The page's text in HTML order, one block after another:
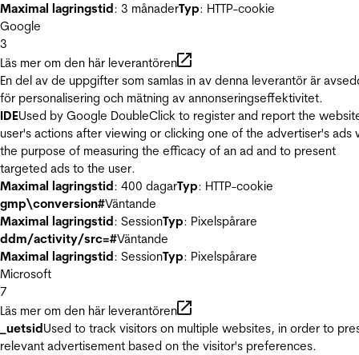
Maximal lagringstid: 3 månaderTyp: HTTP-cookie
Google
3
Läs mer om den här leverantören
En del av de uppgifter som samlas in av denna leverantör är
för personalisering och mätning av annonseringseffektivitet.
IDEUsed by Google DoubleClick to register and report the
user's actions after viewing or clicking one of the advertiser's ads
the purpose of measuring the efficacy of an ad and to present
targeted ads to the user.
Maximal lagringstid: 400 dagarTyp: HTTP-cookie
gmp\conversion#Väntande
Maximal lagringstid: SessionTyp: Pixelspårare
ddm/activity/src=#Väntande
Maximal lagringstid: SessionTyp: Pixelspårare
Microsoft
7
Läs mer om den här leverantören
_uetsidUsed to track visitors on multiple websites, in order to
relevant advertisement based on the visitor's preferences.